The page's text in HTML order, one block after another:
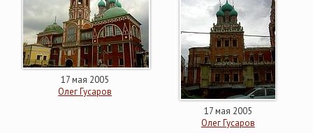
17 мая 2005
Олег Гусаров
17 мая 2005
Олег Гусаров